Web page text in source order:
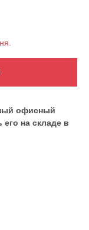
офисный
его на складе в